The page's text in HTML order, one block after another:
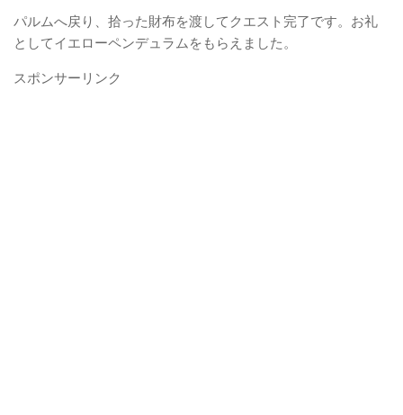
パルムへ戻り、拾った財布を渡してクエスト完了です。お礼
としてイエローペンデュラムをもらえました。
スポンサーリンク